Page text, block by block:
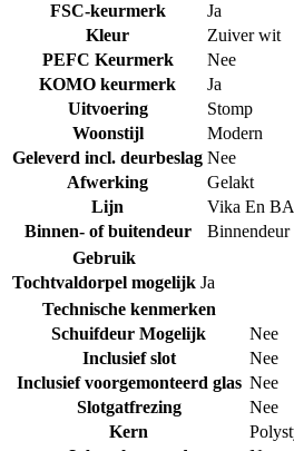
FSC-keurmerk
Ja
Kleur
Zuiver wit
PEFC Keurmerk
Nee
KOMO keurmerk
Ja
Uitvoering
Stomp
Woonstijl
Modern
Geleverd incl. deurbeslag Nee
Afwerking
Gelakt
Lijn
Vika En
Binnen- of buitendeur
Binnendeur
Gebruik
Tochtvaldorpel mogelijk Ja
Technische kenmerken
Schuifdeur Mogelijk
Nee
Inclusief slot
Nee
Inclusief voorgemonteerd glas Nee
Slotgatfrezing
Nee
Kern